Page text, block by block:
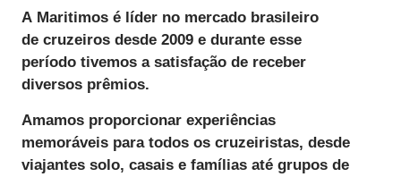
A Maritimos é líder no mercado brasileiro
de cruzeiros desde 2009 e durante esse
período tivemos a satisfação de receber
diversos prêmios.
Amamos proporcionar experiências
memoráveis para todos os cruzeiristas, desde
viajantes solo, casais e famílias até grupos de